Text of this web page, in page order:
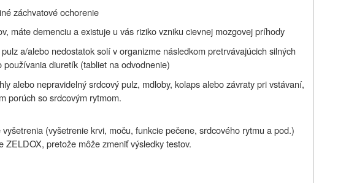
záchvatové ochorenie
máte demenciu a existuje u vás riziko vzniku cievnej mozgovej príhody
a/alebo nedostatok solí v organizme následkom pretrvávajúcich silných
používania diuretík (tabliet na odvodnenie)
alebo nepravidelný srdcový pulz, mdloby, kolaps alebo závraty pri vstávaní,
porúch so srdcovým rytmom.
(vyšetrenie krvi, moču, funkcie pečene, srdcového rytmu a pod.)
ZELDOX, pretože môže zmeniť výsledky testov.